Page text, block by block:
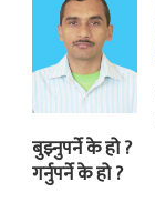
बुझ्नुपर्ने के हो ?
गर्नुपर्ने के हो ?